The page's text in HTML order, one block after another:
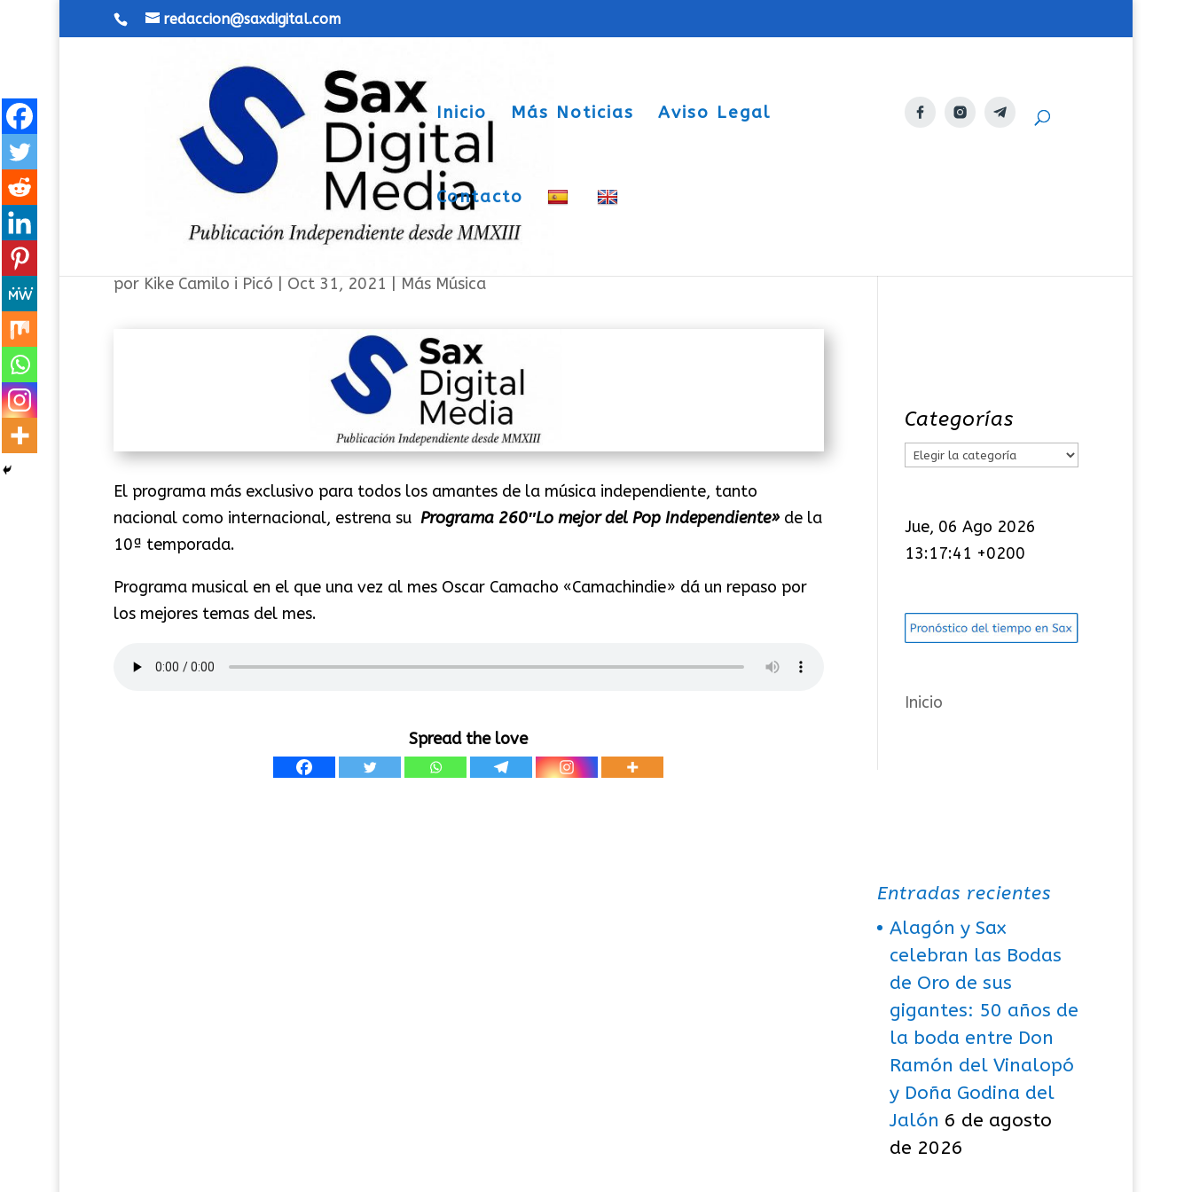
redaccion@saxdigital.com
Inicio Más Noticias Aviso Legal
Contacto
Programa 260 «Lo mejor del Pop Independiente»
por Kike Camilo i Picó Oct 31, 2021 Más Música
El programa más exclusivo para todos los amantes de la música independiente, tanto
nacional como internacional, estrena su Programa 260″Lo mejor del Pop Independiente» de la
10ª temporada.
Programa musical en el que una vez al mes Oscar Camacho «Camachindie» dá un repaso por
los mejores temas del mes.
Spread the love
Categorías
C
e
g
r
í
s
Jue, 06 Ago 2026
13:17:41 +0200
Inicio
Entradas recientes
Alagón y Sax
celebran las Bodas
de Oro de sus
gigantes: 50 años de
la boda entre Don
Ramón del Vinalopó
y Doña Godina del
Jalón 6 de agosto
de 2026